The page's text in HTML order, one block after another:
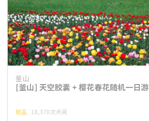
釜山
[釜山] 天空胶囊 + 樱花春花随机一日游
新品 18,370次点阅